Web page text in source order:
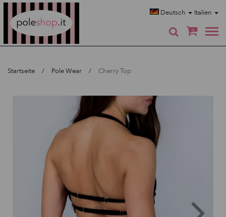
Deutsch Italien
0
Startseite Pole Wear Cherry Top